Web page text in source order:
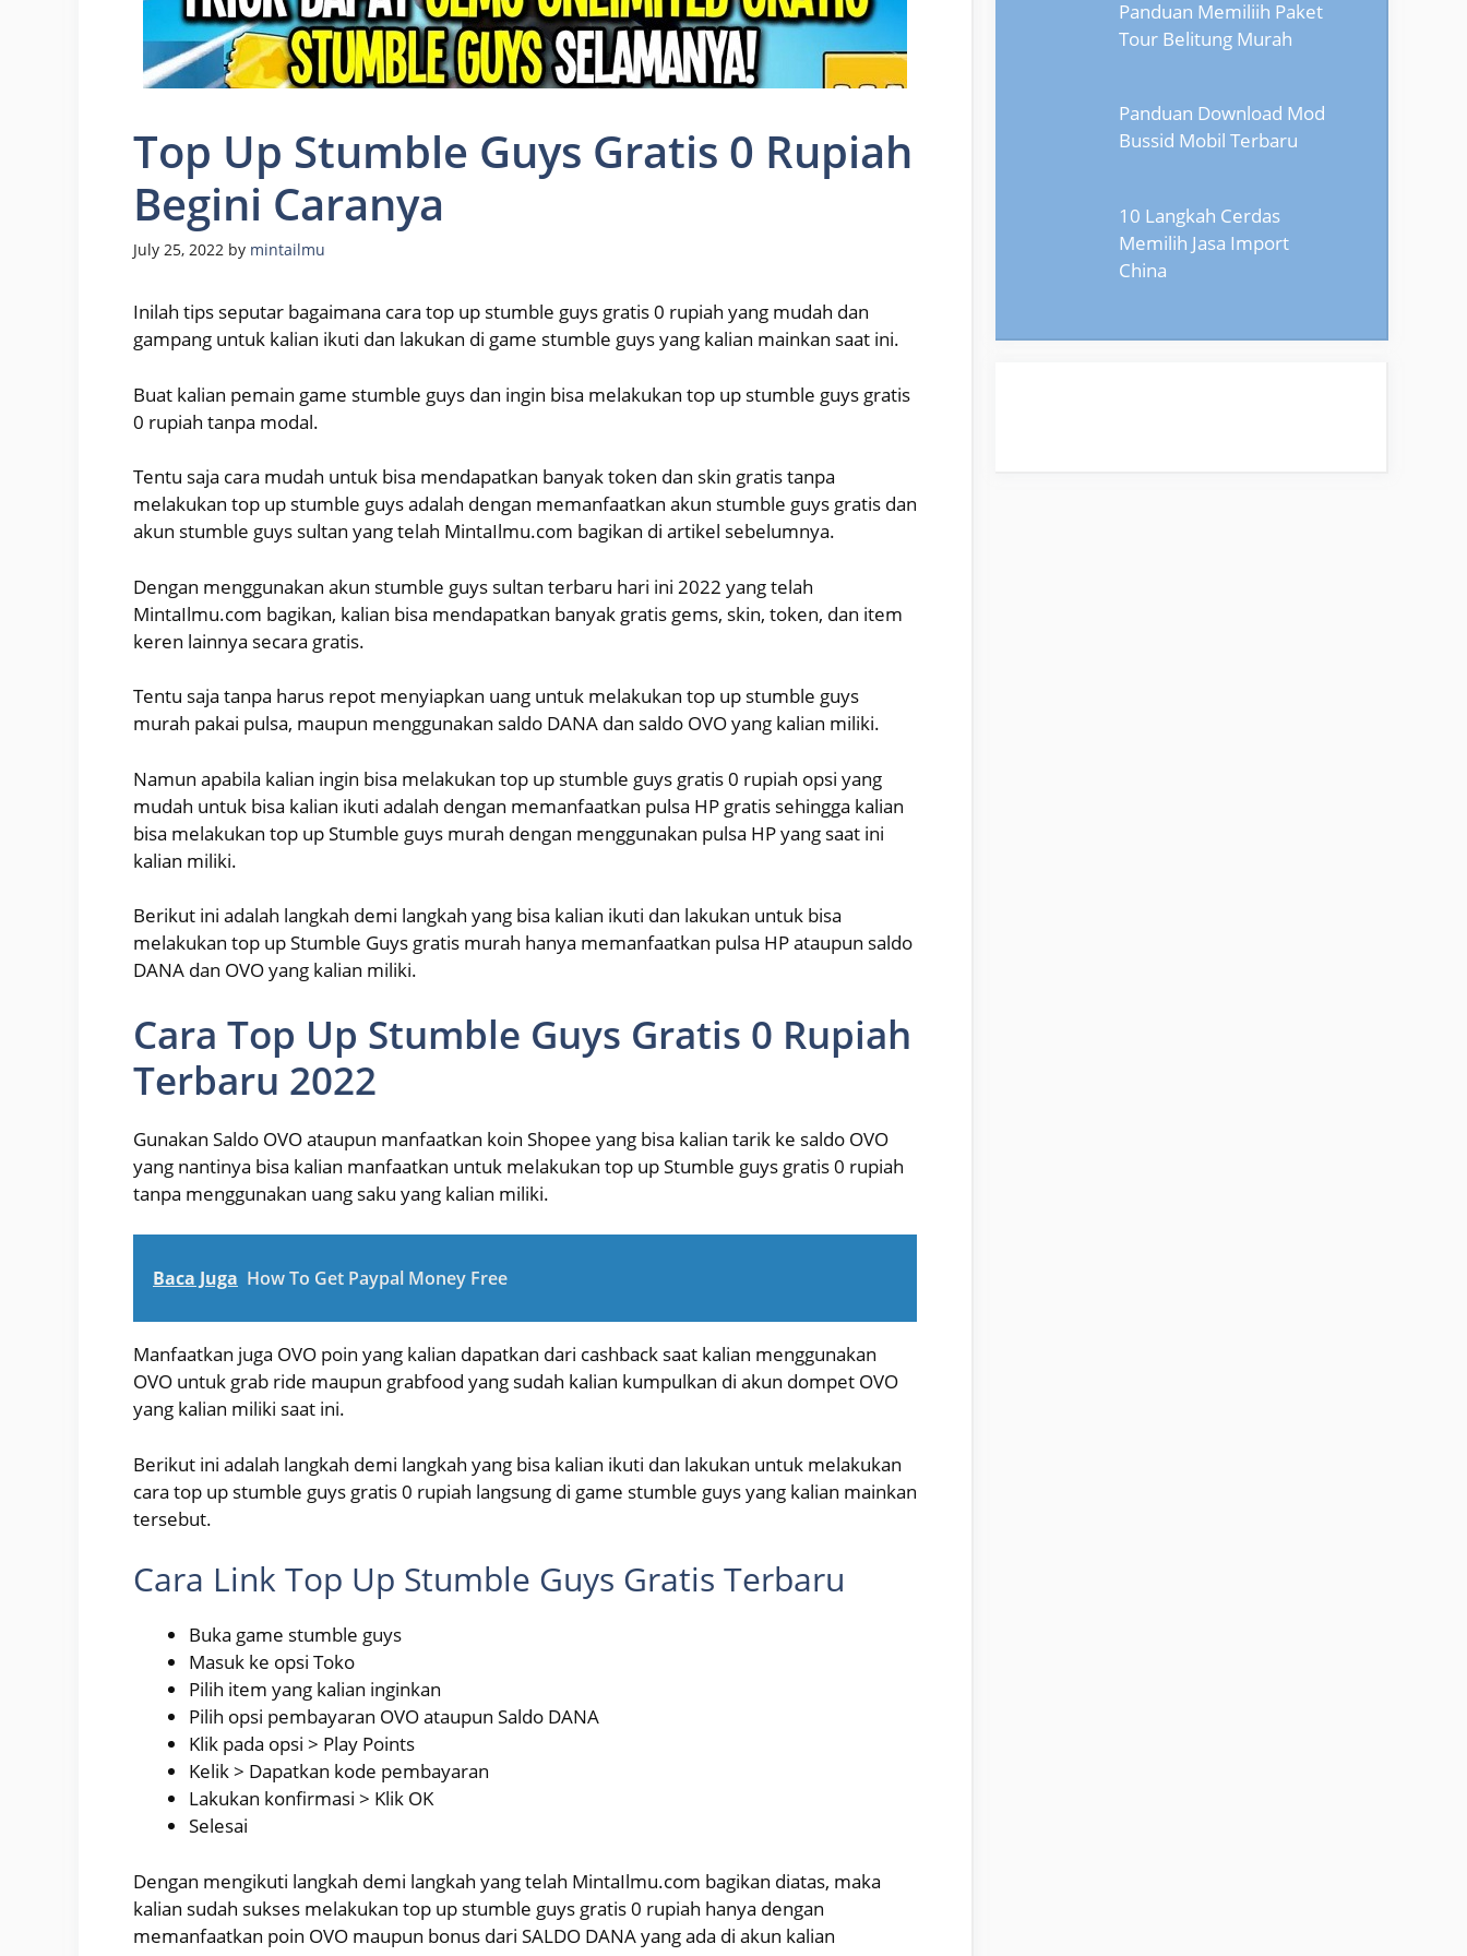
Top Up Stumble Guys Gratis 0 Rupiah
Begini Caranya
July 25, 2022 by mintailmu
Inilah tips seputar bagaimana cara top up stumble guys gratis 0 rupiah yang mudah dan
gampang untuk kalian ikuti dan lakukan di game stumble guys yang kalian mainkan saat ini.
Buat kalian pemain game stumble guys dan ingin bisa melakukan top up stumble guys gratis
0 rupiah tanpa modal.
Tentu saja cara mudah untuk bisa mendapatkan banyak token dan skin gratis tanpa
melakukan top up stumble guys adalah dengan memanfaatkan akun stumble guys gratis dan
akun stumble guys sultan yang telah MintaIlmu.com bagikan di artikel sebelumnya.
Dengan menggunakan akun stumble guys sultan terbaru hari ini 2022 yang telah
MintaIlmu.com bagikan, kalian bisa mendapatkan banyak gratis gems, skin, token, dan item
keren lainnya secara gratis.
Tentu saja tanpa harus repot menyiapkan uang untuk melakukan top up stumble guys
murah pakai pulsa, maupun menggunakan saldo DANA dan saldo OVO yang kalian miliki.
Namun apabila kalian ingin bisa melakukan top up stumble guys gratis 0 rupiah opsi yang
mudah untuk bisa kalian ikuti adalah dengan memanfaatkan pulsa HP gratis sehingga kalian
bisa melakukan top up Stumble guys murah dengan menggunakan pulsa HP yang saat ini
kalian miliki.
Berikut ini adalah langkah demi langkah yang bisa kalian ikuti dan lakukan untuk bisa
melakukan top up Stumble Guys gratis murah hanya memanfaatkan pulsa HP ataupun saldo
DANA dan OVO yang kalian miliki.
Cara Top Up Stumble Guys Gratis 0 Rupiah
Terbaru 2022
Gunakan Saldo OVO ataupun manfaatkan koin Shopee yang bisa kalian tarik ke saldo OVO
yang nantinya bisa kalian manfaatkan untuk melakukan top up Stumble guys gratis 0 rupiah
tanpa menggunakan uang saku yang kalian miliki.
Baca Juga How To Get Paypal Money Free
Manfaatkan juga OVO poin yang kalian dapatkan dari cashback saat kalian menggunakan
OVO untuk grab ride maupun grabfood yang sudah kalian kumpulkan di akun dompet OVO
yang kalian miliki saat ini.
Berikut ini adalah langkah demi langkah yang bisa kalian ikuti dan lakukan untuk melakukan
cara top up stumble guys gratis 0 rupiah langsung di game stumble guys yang kalian mainkan
tersebut.
Cara Link Top Up Stumble Guys Gratis Terbaru
Buka game stumble guys
Masuk ke opsi Toko
Pilih item yang kalian inginkan
Pilih opsi pembayaran OVO ataupun Saldo DANA
Klik pada opsi > Play Points
Kelik > Dapatkan kode pembayaran
Lakukan konfirmasi > Klik OK
Selesai
Dengan mengikuti langkah demi langkah yang telah MintaIlmu.com bagikan diatas, maka
kalian sudah sukses melakukan top up stumble guys gratis 0 rupiah hanya dengan
memanfaatkan poin OVO maupun bonus dari SALDO DANA yang ada di akun kalian
Panduan Memiliih Paket
Tour Belitung Murah
Panduan Download Mod
Bussid Mobil Terbaru
10 Langkah Cerdas
Memilih Jasa Import
China